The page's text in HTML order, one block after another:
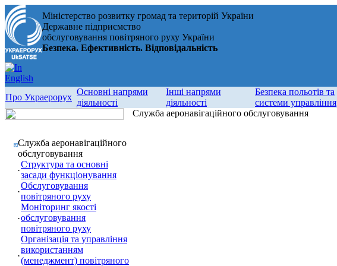
Міністерство розвитку громад та територій України
Державне підприємство
обслуговування повітряного руху України
Безпека. Ефективність. Відповідальність
Про Украерорух
Основні напрями
діяльності
Інші напрями
діяльності
Безпека польотів та
системи управління
Служба аеронавігаційного
обслуговування
Структура та основні
засади функціонування
Обслуговування
повітряного руху
Моніторинг якості
обслуговування
повітряного руху
Організація та управління
використанням
(менеджмент) повітряного
Служба аеронавігаційного обслуговування